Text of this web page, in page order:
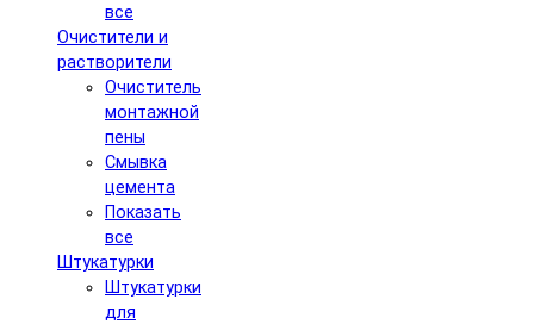
все
Очистители и
растворители
Очиститель
монтажной
пены
Смывка
цемента
Показать
все
Штукатурки
Штукатурки
для